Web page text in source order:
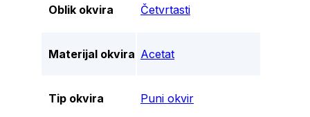
Oblik okvira Četvrtasti
Materijal okvira Acetat
Tip okvira Puni okvir